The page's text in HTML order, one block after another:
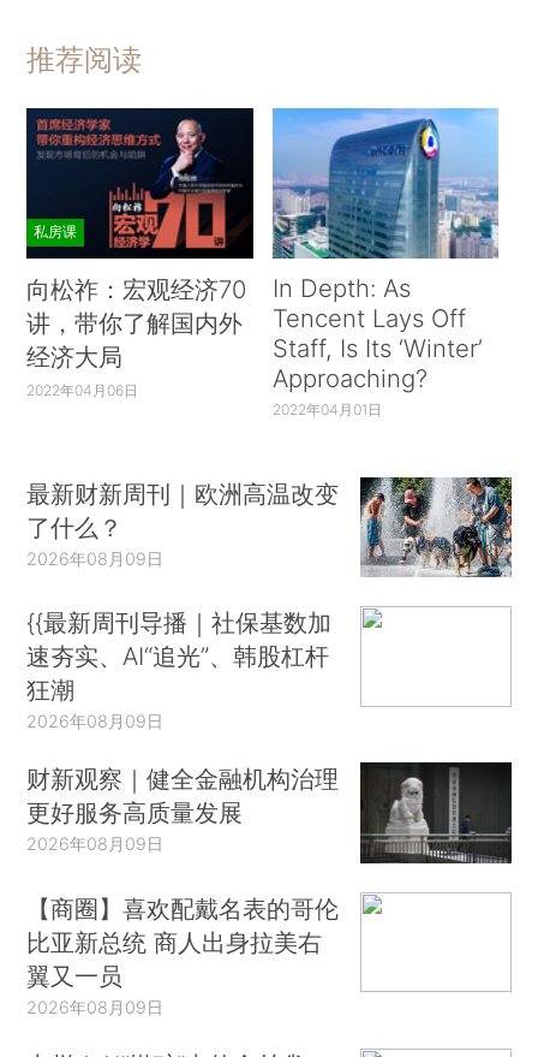
推荐阅读
私房课
向松祚：宏观经济70
讲，带你了解国内外
经济大局
2022年04月06日
In Depth: As
Tencent Lays Off
Staff, Is Its ‘Winter’
Approaching?
2022年04月01日
最新财新周刊｜欧洲高温改变
了什么？
2026年08月09日
{{最新周刊导播｜社保基数加
速夯实、AI“追光”、韩股杠杆
狂潮
2026年08月09日
财新观察｜健全金融机构治理
更好服务高质量发展
2026年08月09日
【商圈】喜欢配戴名表的哥伦
比亚新总统 商人出身拉美右
翼又一员
2026年08月09日